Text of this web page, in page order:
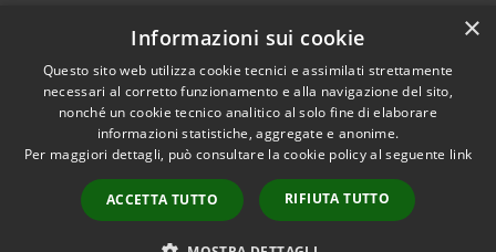
Dichiarazione di accessibilità Meccanismo di feedback
RSS
Accessibilità
Copyright © 2026 • Comune di
Bitonto • Powered by
Municipium•
Accesso
redazione
×
Informazioni sui cookie
Questo sito web utilizza cookie tecnici e assimilati strettamente
necessari al corretto funzionamento e alla navigazione del sito,
nonché un cookie tecnico analitico al solo fine di elaborare
informazioni statistiche, aggregate e anonime.
Per maggiori dettagli, può consultare la cookie policy al seguente link
ACCETTA TUTTO RIFIUTA TUTTO